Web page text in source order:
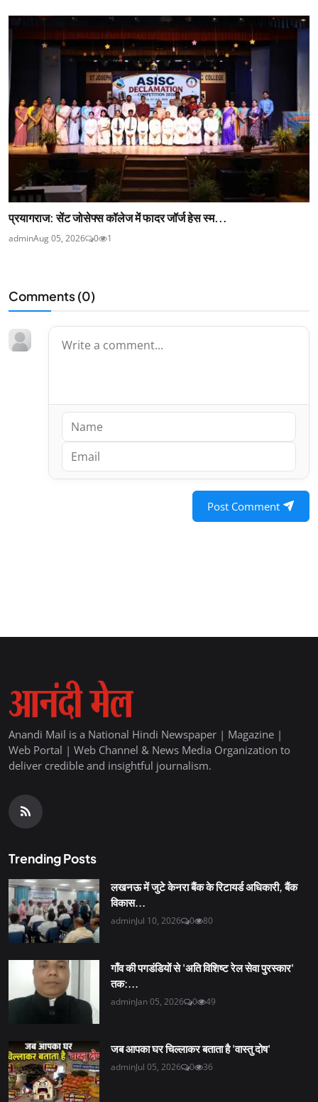
प्रयागराज: सेंट जोसेफ्स कॉलेज में फादर जॉर्ज हेस स्म...
adminAug 05, 2026 0 1
Comments (0)
Post Comment
Anandi Mail is a National Hindi Newspaper | Magazine |
Web Portal | Web Channel & News Media Organization to
deliver credible and insightful journalism.
Trending Posts
लखनऊ में जुटे केनरा बैंक के रिटायर्ड अधिकारी, बैंक
विकास...
adminJul 10, 2026 0 80
गाँव की पगडंडियों से 'अति विशिष्ट रेल सेवा पुरस्कार'
तक:...
adminJan 05, 2026 0 49
जब आपका घर चिल्लाकर बताता है 'वास्तु दोष'
adminJul 05, 2026 0 36